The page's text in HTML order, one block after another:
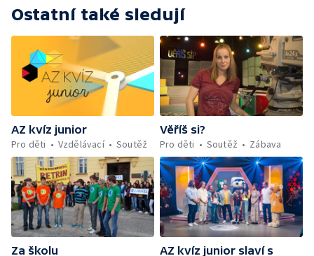
Ostatní také sledují
AZ kvíz junior
Pro děti
Vzdělávací Soutěž
Věříš si?
Pro děti
Soutěž Zábava
Za školu
AZ kvíz junior slaví s